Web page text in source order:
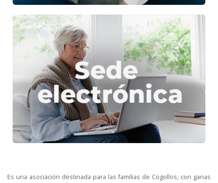
Es una asociación destinada para las familias de Cogollos, con ganas